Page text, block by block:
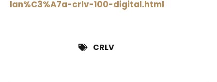
lan%C3%A7a-crlv-100-digital.html
CRLV